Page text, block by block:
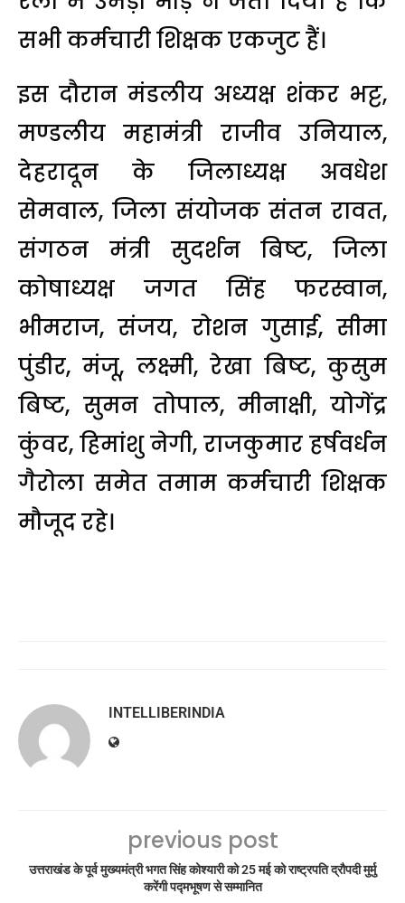
सभी कर्मचारी शिक्षक एकजुट हैं।
इस दौरान मंडलीय अध्यक्ष शंकर भट्ट,
मण्डलीय महामंत्री राजीव उनियाल,
देहरादून के जिलाध्यक्ष अवधेश
सेमवाल, जिला संयोजक संतन रावत,
संगठन मंत्री सुदर्शन बिष्ट, जिला
कोषाध्यक्ष जगत सिंह फरस्वान,
भीमराज, संजय, रोशन गुसाई, सीमा
पुंडीर, मंजू, लक्ष्मी, रेखा बिष्ट, कुसुम
बिष्ट, सुमन तोपाल, मीनाक्षी, योगेंद्र
कुंवर, हिमांशु नेगी, राजकुमार हर्षवर्धन
गैरोला समेत तमाम कर्मचारी शिक्षक
मौजूद रहे।
INTELLIBERINDIA
previous post
उत्तराखंड के पूर्व मुख्यमंत्री भगत सिंह कोश्यारी को 25 मई को राष्ट्रपति द्रौपदी मुर्मु
करेंगी पद्मभूषण से सम्मानित